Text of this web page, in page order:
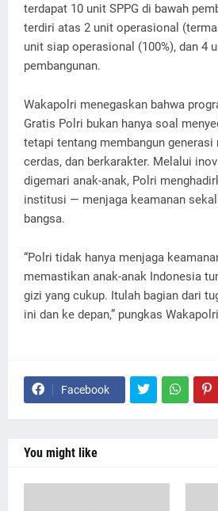
terdapat 10 unit SPPG di bawah
terdiri atas 2 unit operasional
unit siap operasional (100%), dan 4
pembangunan.
Wakapolri menegaskan bahwa
Gratis Polri bukan hanya soal
tetapi tentang membangun generasi
cerdas, dan berkarakter. Melalui
digemari anak-anak, Polri
institusi — menjaga keamanan
bangsa.
“Polri tidak hanya menjaga
memastikan anak-anak Indonesia
gizi yang cukup. Itulah bagian dari
ini dan ke depan,” pungkas
Facebook
You might like